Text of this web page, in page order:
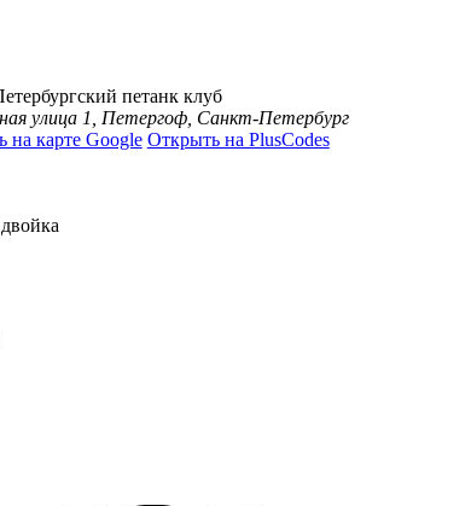
петанк клуб
улица 1, Петергоф, Санкт-Петербург
на карте Google Открыть на PlusCodes